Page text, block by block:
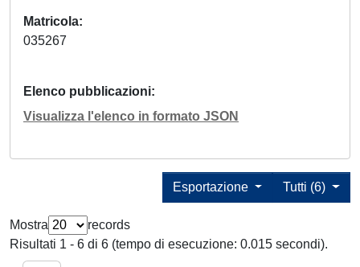
Matricola
035267
Elenco pubblicazioni
Visualizza l'elenco in formato JSON
Tutti (6)
Esportazione
Mostra
records
Risultati 1 - 6 di 6 (tempo di esecuzione: 0.015 secondi).